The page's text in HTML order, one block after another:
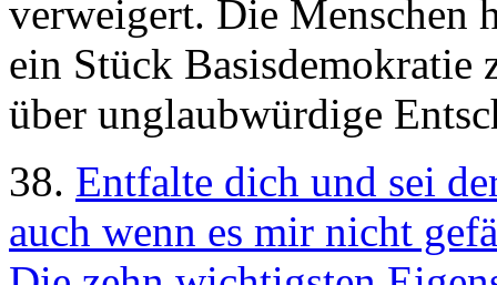
verweigert. Die Menschen
ein Stück
über unglaubwürdige
38. Entfalte dich und sei
auch wenn es mir nicht